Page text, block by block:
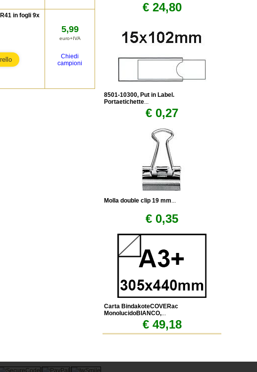
in fogli 9x
5,99
euro+IVA
Chiedi
campioni
€ 24,80
8501-10300, Put in Label.
Portaetichette...
€ 0,27
Molla double clip 19 mm...
€ 0,35
Carta BindakoteCOVERac
MonolucidoBIANCO,...
€ 49,18